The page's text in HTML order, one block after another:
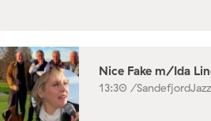
Nice Fake m/Ida
13:30 /